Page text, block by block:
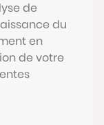
de
du
en
de votre